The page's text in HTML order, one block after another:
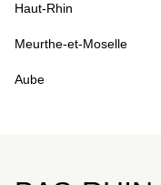
Haut-Rhin
Meurthe-et-Moselle
Aube